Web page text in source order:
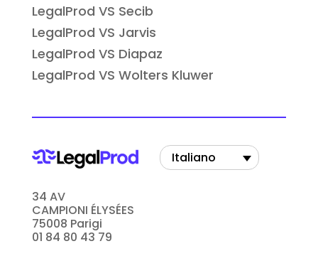
LegalProd VS Secib
LegalProd VS Jarvis
LegalProd VS Diapaz
LegalProd VS Wolters Kluwer
34 AV
CAMPIONI ÉLYSÉES
75008 Parigi
01 84 80 43 79
Italiano